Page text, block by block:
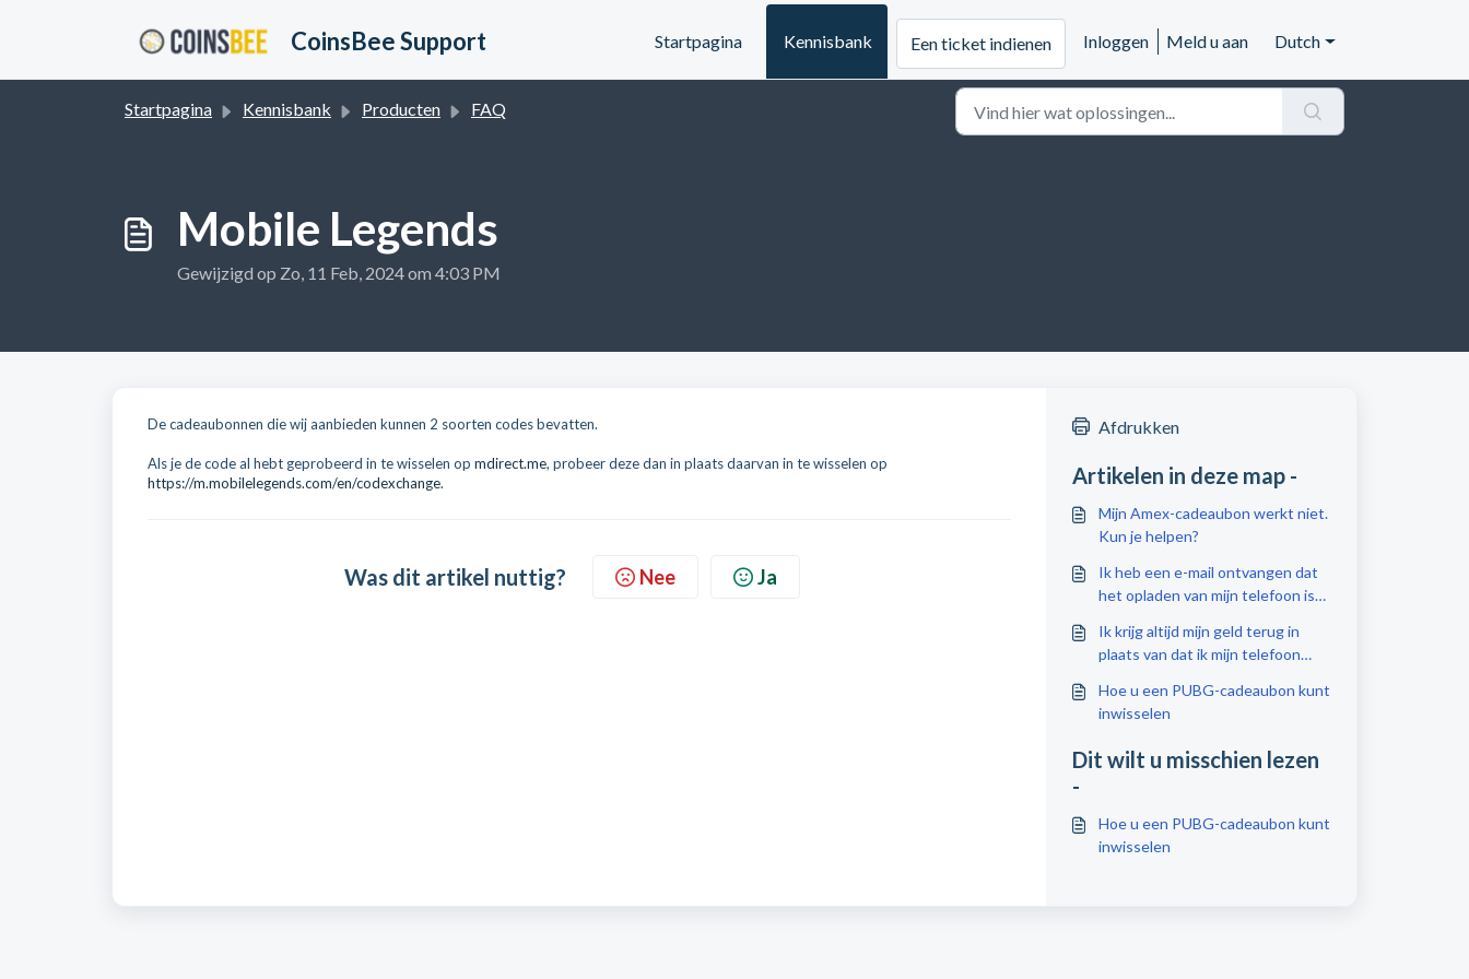
CoinsBee Support Startpagina Kennisbank Een ticket indienen Inloggen Meld u aan Dutch
Startpagina Kennisbank Producten FAQ
Mobile Legends
Gewijzigd op Zo, 11 Feb, 2024 om 4:03 PM
De cadeaubonnen die wij aanbieden kunnen 2 soorten codes bevatten.
Als je de code al hebt geprobeerd in te wisselen op mdirect.me, probeer deze dan in plaats daarvan in te wisselen op
https://m.mobilelegends.com/en/codexchange.
Was dit artikel nuttig? Nee Ja
Afdrukken
Artikelen in deze map -
Mijn Amex-cadeaubon werkt niet.
Kun je helpen?
Ik heb een e-mail ontvangen dat
het opladen van mijn telefoon is
over op mijn telefoon?
Ik krijg altijd mijn geld terug in
plaats van dat ik mijn telefoon
gelukt. Waarom?
Hoe u een PUBG-cadeaubon kunt
inwisselen
Dit wilt u misschien lezen
-
Hoe u een PUBG-cadeaubon kunt
inwisselen